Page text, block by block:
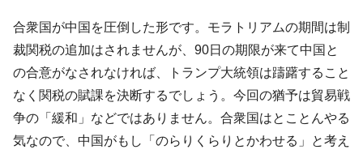
『Money1』
韓国･外為取引量「1日当たり1,214.4億ド
ル」まで拡大 ⇒ 海外資金の動きに強く左右される状態
『Money1』
韓国･帰ってきた李在明。李在明を支持しな
い「50.5％」に上昇
た ⇒ 国家が行った恐るべき株価操作であり、空前の国政壟
断
合衆国が中国を圧倒した形です。モラトリアムの期間は制
裁関税の追加はされませんが、90日の期限が来て中国と
の合意がなされなければ、トランプ大統領は躊躇すること
なく関税の賦課を決断するでしょう。今回の猶予は貿易戦
争の「緩和」などではありません。合衆国はとことんやる
気なので、中国がもし「のらりくらりとかわせる」と考え